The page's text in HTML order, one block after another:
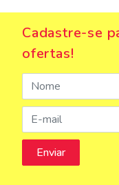
Cadastre-se
ofertas!